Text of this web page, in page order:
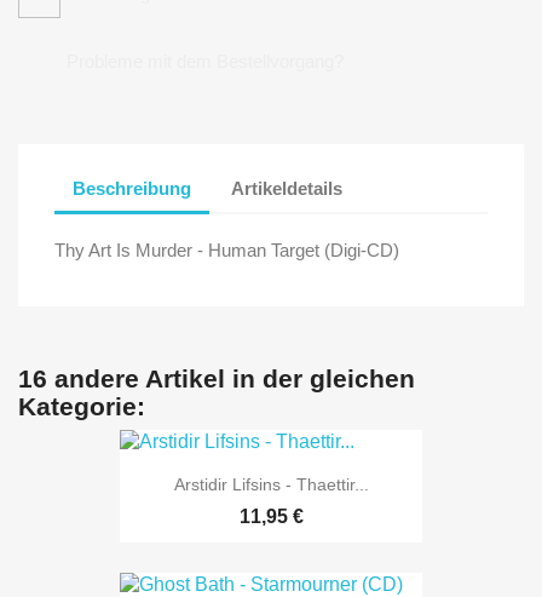
Beschreibung Artikeldetails
Thy Art Is Murder - Human Target (Digi-CD)
16 andere Artikel in der gleichen
Kategorie:
Arstidir Lifsins - Thaettir...
11,95 €